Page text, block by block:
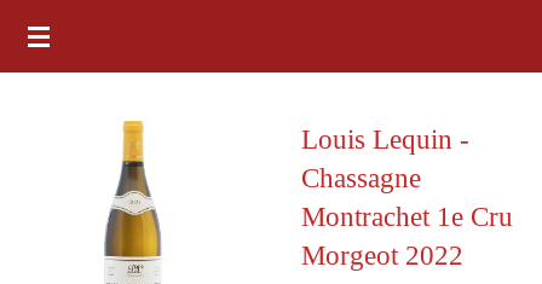
Ga
direct
hoofdinhoud
Louis Lequin -
Chassagne
Montrachet 1e Cru
Morgeot 2022